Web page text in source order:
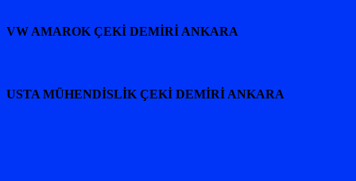
VW AMAROK ÇEKİ DEMİRİ ANKARA
USTA MÜHENDİSLİK ÇEKİ DEMİRİ ANKARA